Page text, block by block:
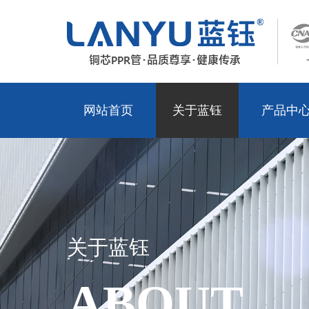
网站首页 关于蓝钰 产品中
关于蓝钰